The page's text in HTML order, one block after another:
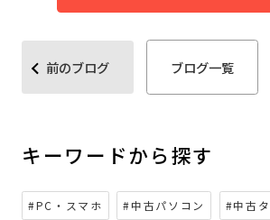
前のブログ ブログ一覧
キーワードから探す
#PC・スマホ #中古パソコン #中古